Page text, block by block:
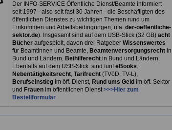
Der INFO-SERVICE Öffentliche Dienst/Beamte informiert
seit 1997 - also seit fast 30 Jahren - die Beschäftigten des
öffentlichen Dienstes zu wichtigen Themen rund um
Einkommen und Arbeitsbedingungen, u.a. der-oeffentliche-
sektor.de). Insgesamt sind auf dem USB-Stick (32 GB) acht
Bücher aufgespielt, davon drei Ratgeber Wissenswertes
für Beamtinnen und Beamte, Beamtenversorgungsrechtin
Bund und Ländern, Beihilferecht.in Bund und Ländern.
Ebenfalls auf dem USB-Stick: sind fünfeBooks:
Nebentätigkeitsrecht, Tarifrecht(TVöD, TV-L),
Berufseinstiegim öff. Dienst, Rund ums Geld im öff. Sektor
und Frauenim öffentlichen Dienst>>>Hier zum
Bestellformular